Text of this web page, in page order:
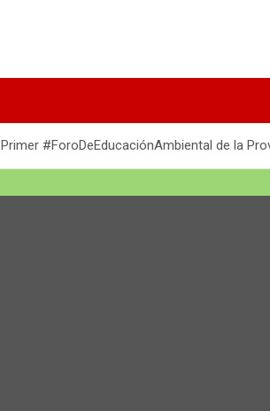
#ForoDeEducaciónAmbiental de la